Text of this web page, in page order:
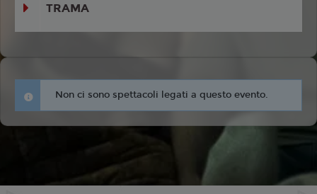
TRAMA
Non ci sono spettacoli legati a questo evento.